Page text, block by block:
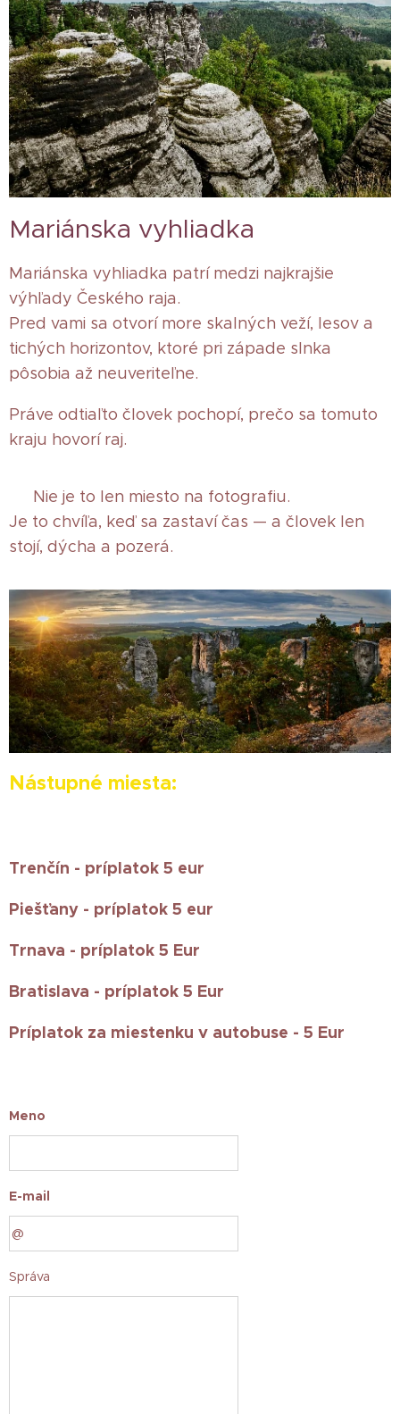
Mariánska vyhliadka
Mariánska vyhliadka patrí medzi najkrajšie
výhľady Českého raja.
Pred vami sa otvorí more skalných veží, lesov a
tichých horizontov, ktoré pri západe slnka
pôsobia až neuveriteľne.
Práve odtiaľto človek pochopí, prečo sa tomuto
kraju hovorí raj.
🌿 Nie je to len miesto na fotografiu.
Je to chvíľa, keď sa zastaví čas — a človek len
stojí, dýcha a pozerá.
Nástupné miesta:
Trenčín - príplatok 5 eur
Piešťany - príplatok 5 eur
Trnava - príplatok 5 Eur
Bratislava - príplatok 5 Eur
Príplatok za miestenku v autobuse - 5 Eur
Meno
E-mail
Správa